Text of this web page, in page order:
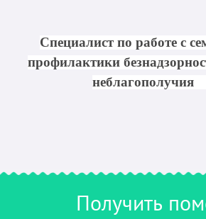
Специалист по работе с
профилактики
неблагополучия
Получить